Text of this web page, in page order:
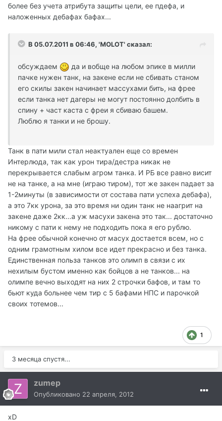
более без учета атрибута защиты цели, ее пдефа, и
наложенных дебафах бафах...
В 05.07.2011 в 06:46, 'MOLOT' сказал:
обсуждаем
да и вобще на любом эпике в милли
пачке нужен танк, на закене если не сбивать станом
его скилы закен начинает массухами бить, на фрее
если танка нет дагеры не могут постоянно долбить в
спину + част каста с фреи я сбиваю башем.
Люблю я танки и не брошу.
Танк в пати мили стал неактуален еще со времен
Интерлюда, так как урон тира/дестра никак не
перекрывается слабым агром танка. И РБ все равно висит
не на танке, а на мне (играю тиром), тот же закен падает за
1-2минуты (в зависимости от состава пати успеха дебафа),
а это 7кк урона, за это время ни один танк не наагрит на
закене даже 2кк...а уж масухи закена это так... достаточно
никому с пати к нему не подходить пока я его рублю.
На фрее обычной конечно от масух достается всем, но с
одним грамотным хилом все идет прекрасно и без танка.
Единственная польза танков это олимп в связи с их
нехилым бустом именно как бойцов а не танков... на
олимпе вечно выходят на них 2 строчки бафов, и там то
бьют куда больнее чем тир с 5 бафами НПС и парочкой
своих тотемов...
1
3 месяца спустя...
zumep
Опубликовано 22 апреля, 2012
xD